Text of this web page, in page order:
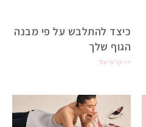
כיצד להתלבש על פי מבנה
הגוף שלך
קראי עוד >>